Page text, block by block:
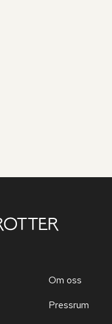
Om oss
Pressrum